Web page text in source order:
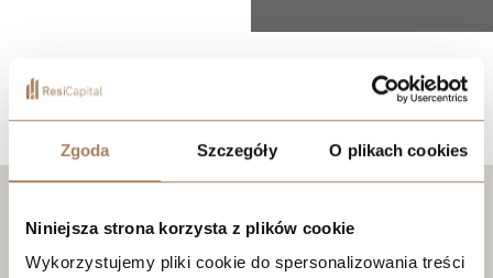
Zgoda Szczegóły O plikach cookies
Niniejsza strona korzysta z plików cookie
Wykorzystujemy pliki cookie do spersonalizowania treści
Localization